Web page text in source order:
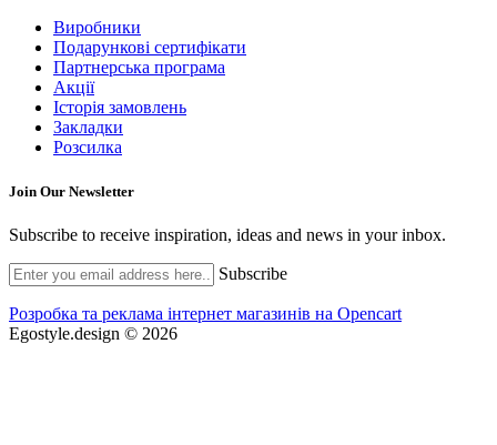
Виробники
Подарункові сертифікати
Партнерська програма
Акції
Історія замовлень
Закладки
Розсилка
Join Our Newsletter
Subscribe to receive inspiration, ideas and news in your inbox.
Subscribe
Розробка та реклама інтернет магазинів на Opencart
Egostyle.design © 2026